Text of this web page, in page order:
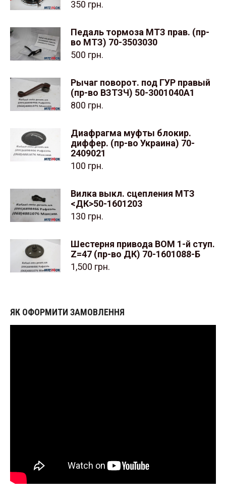
350 грн.
Педаль тормоза МТЗ прав. (пр-
во МТЗ) 70-3503030
500 грн.
Рычаг поворот. под ГУР правый
(пр-во ВЗТЗЧ) 50-3001040А1
800 грн.
Диафрагма муфты блокир.
диффер. (пр-во Украина) 70-
2409021
100 грн.
Вилка выкл. сцепления МТЗ
<ДК>50-1601203
130 грн.
Шестерня привода ВОМ 1-й ступ.
Z=47 (пр-во ДК) 70-1601088-Б
1,500 грн.
ЯК ОФОРМИТИ ЗАМОВЛЕННЯ